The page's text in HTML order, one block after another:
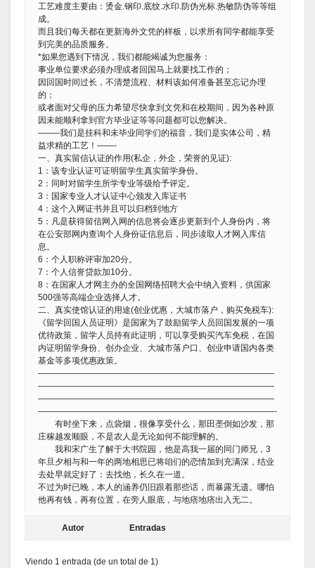
工艺难度主要由：烫金.钢印.底纹.水印.防伪光标.热敏防伪等等组
成。
而且我们每天都在更新海外文凭的样板，以求所有同学都能享受
到完美的品质服务。
*如果您遇到下情况，我们都能竭诚为您服务：
事业单位要求必须办理或者回国马上就要找工作的；
因回国时间过长，不清楚流程、材料该如何准备甚至忘记办理
的；
或者面对父母的压力希望尽快拿到文凭和在校期间，因为各种原
因未能顺利拿到官方毕业证等等问题都可以您解决。
——–我们是挂科和未毕业同学们的福音，我们是实体公司，精
益求精的工艺！——-
一、真实留信认证的作用(私企，外企，荣誉的见证):
1：该专业认证可证明留学生真实留学身份。
2：同时对留学生所学专业等级给予评定。
3：国家专业人才认证中心颁发入库证书
4：这个入网证书并且可以归档到地方
5：凡是获得留信网入网的信息将会逐步更新到个人身份内，将
在公安部网内查询个人身份证信息后，同步读取人才网入库信
息。
6：个人职称评审加20分。
7：个人信誉贷款加10分。
8：在国家人才网主办的全国网络招聘大会中纳入资料，供国家
500强等高端企业选择人才。
二、真实使馆认证的用途(创业优惠，大城市落户，购买免税车):
《留学回国人员证明》是国家为了鼓励留学人员回国发展的一项
优待政策，留学人员持有此证明，可以享受购买汽车免税，在国
内证明留学身份、创办企业、大城市落户口、创业申请国内各类
基金等多项优惠政策。
————————————————————————————
————————————————————————————
————————————————————————————
————————————————————————————-
有时坐下来，点袋烟，很像享受什么，那田垄倒如沙发，那
庄稼越发顺眼，不是农人是无论如何不能理解的。
我和宋广生了解于大书院园，他是高我一届的同门师兄，3
年旦夕相与和一年的两地相思已将咱们的恋情加到充满深，结业
去处早就定好了：去找他，长久在一道。
不过为时已晚，本人的涵养仍旧跟着那些话，而暴露无遗。哪怕
他再有钱，再有位置，在旁人眼底，与地痞地痞出入无二。
Autor Entradas
Viendo 1 entrada (de un total de 1)